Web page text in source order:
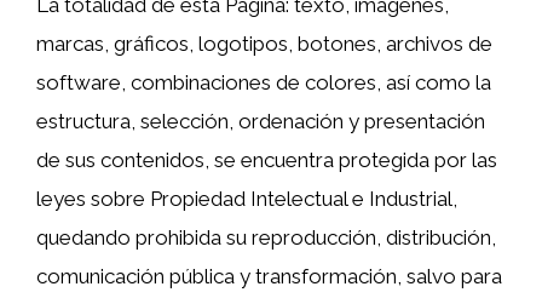
marcas, gráficos, logotipos, botones, archivos de
software, combinaciones de colores, así como la
estructura, selección, ordenación y presentación
de sus contenidos, se encuentra protegida por las
leyes sobre Propiedad Intelectual e Industrial,
quedando prohibida su reproducción, distribución,
comunicación pública y transformación, salvo para